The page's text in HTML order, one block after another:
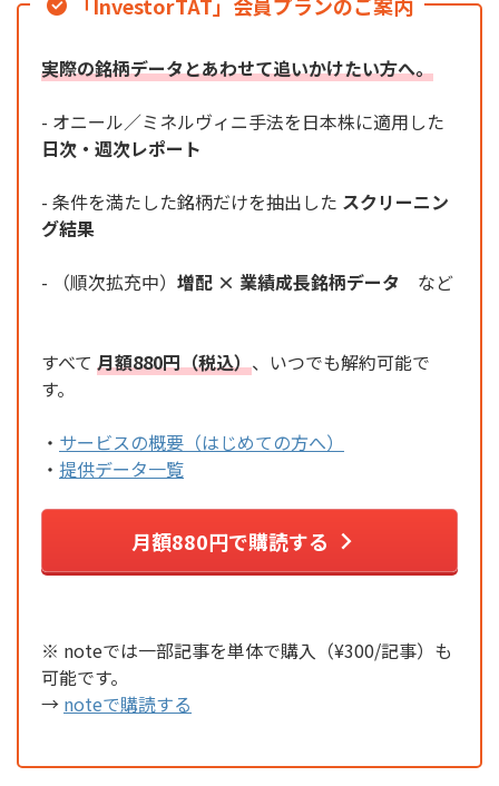
実際の銘柄データとあわせて追いかけたい方へ。
- オニール／ミネルヴィニ手法を日本株に適用した
日次・週次レポート
- 条件を満たした銘柄だけを抽出した スクリーニン
グ結果
- （順次拡充中） 増配 × 業績成長銘柄データ など
すべて 月額880円（税込）、いつでも解約可能で
す。
・ サービスの概要（はじめての方へ）
・ 提供データ一覧
月額880円で購読する
※ noteでは一部記事を単体で購入（¥300/記事）も
可能です。
→ noteで購読する